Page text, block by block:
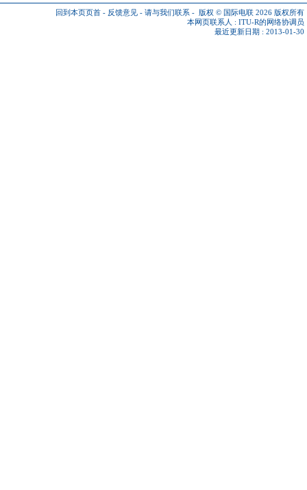
回到本页页首 - 反馈意见 - 请与我们联系 - 版权 © 国际电联 2026 版权所有
本网页联系人 : ITU-R的网络协调员
最近更新日期 : 2013-01-30